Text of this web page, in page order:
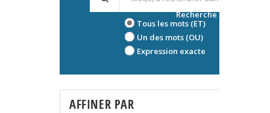
Tous les mots (ET)
Un des mots (OU)
Expression exacte
Recherche avancée
AFFINER PAR